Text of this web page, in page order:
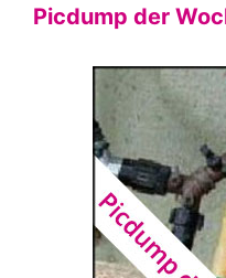
Picdump der